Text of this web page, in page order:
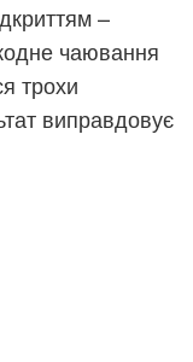
–
чаювання
трохи
виправдовує